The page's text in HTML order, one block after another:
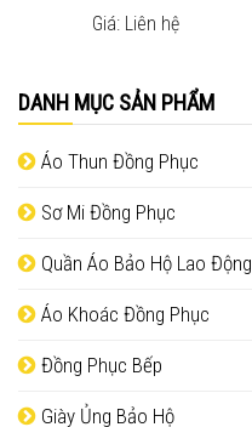
DANH MỤC SẢN PHẨM
Áo Thun Đồng Phục
Sơ Mi Đồng Phục
Quần Áo Bảo Hộ Lao Động
Áo Khoác Đồng Phục
Đồng Phục Bếp
Giày Ủng Bảo Hộ
Giá: Liên hệ